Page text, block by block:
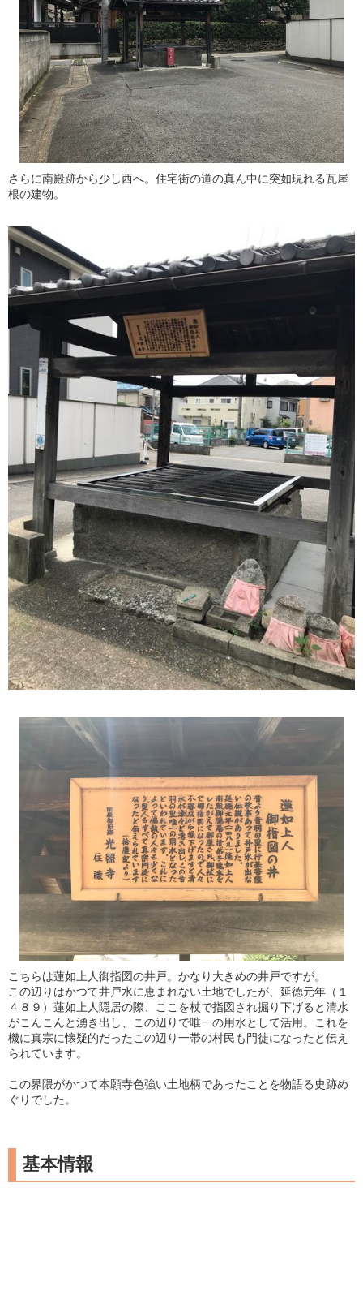
さらに南殿跡から少し西へ。住宅街の道の真ん中に突如現れる瓦屋
根の建物。
こちらは蓮如上人御指図の井戸。かなり大きめの井戸ですが。
この辺りはかつて井戸水に恵まれない土地でしたが、延徳元年（１
４８９）蓮如上人隠居の際、ここを杖で指図され掘り下げると清水
がこんこんと湧き出し、この辺りで唯一の用水として活用。これを
機に真宗に懐疑的だったこの辺り一帯の村民も門徒になったと伝え
られています。
この界隈がかつて本願寺色強い土地柄であったことを物語る史跡め
ぐりでした。
基本情報